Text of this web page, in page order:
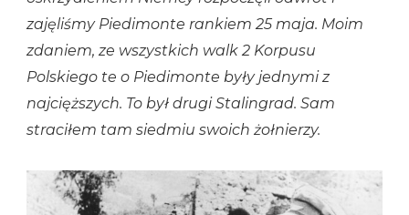
zajęliśmy Piedimonte rankiem 25 maja. Moim
zdaniem, ze wszystkich walk 2 Korpusu
Polskiego te o Piedimonte były jednymi z
najcięższych. To był drugi Stalingrad. Sam
straciłem tam siedmiu swoich żołnierzy.